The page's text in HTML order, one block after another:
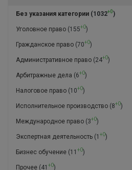
Без указания категории (1032+0)
Уголовное право (155+0)
Гражданское право (70+0)
Административное право (24+0)
Арбитражные дела (6+0)
Налоговое право (10+0)
Исполнительное производство (8+0)
Международное право (3+0)
Экспертная деятельность (1 +0)
Бизнес обучение (11 +0)
Прочее (41 +0)